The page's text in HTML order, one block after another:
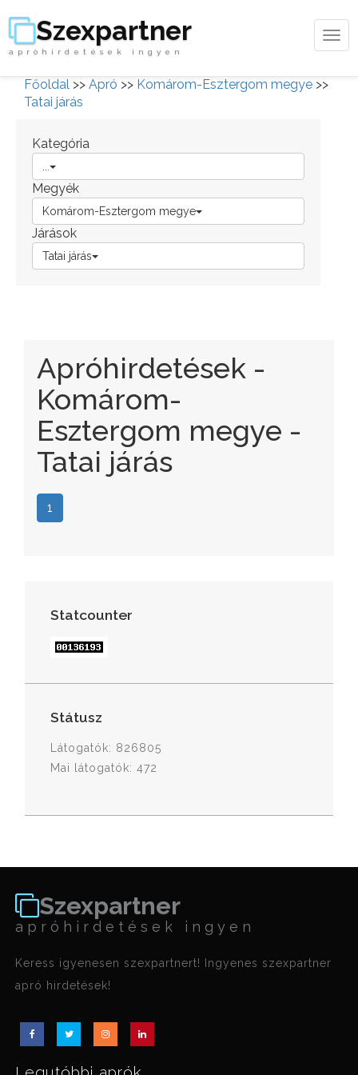
Szexpartner
apróhirdetések ingyen
Főoldal >> Apró >> Komárom-Esztergom megye >>
Tatai járás
Kategória
Megyék
Komárom-Esztergom megye
Járások
Tatai járás
Apróhirdetések -
Komárom-
Esztergom megye -
Tatai járás
1
Statcounter
Státusz
Látogatók: 826805
Mai látogatók: 472
Szexpartner
apróhirdetések ingyen
Keress igyenesen szexpartnert! Ingyenes szexpartner
apró hirdetések!